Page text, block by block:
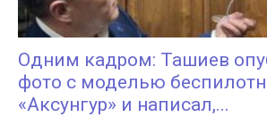
Одним кадром: Ташиев
фото с моделью
«Аксунгур» и написал,...